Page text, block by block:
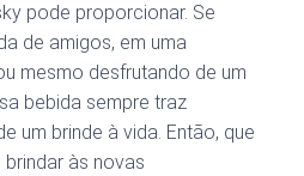
pode proporcionar. Se
de amigos, em uma
mesmo desfrutando de um
bebida sempre traz
um brinde à vida. Então, que
às novas